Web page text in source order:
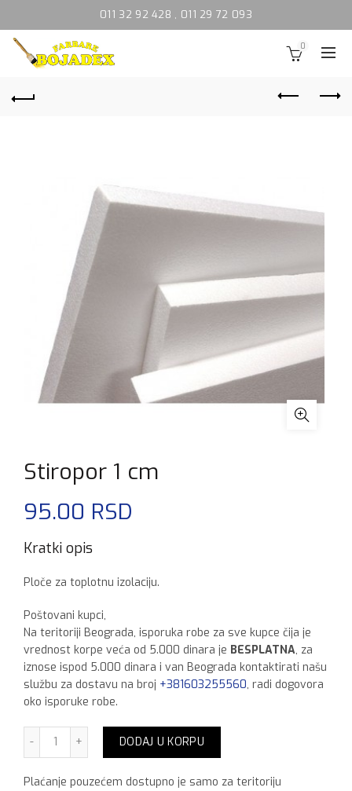
011 32 92 428 , 011 29 72 093
0
Stiropor 1 cm
95.00 RSD
Kratki opis
Ploče za toplotnu izolaciju.
Poštovani kupci,
Na teritoriji Beograda, isporuka robe za sve kupce čija je
vrednost korpe veća od 5.000 dinara je BESPLATNA, za
iznose ispod 5.000 dinara i van Beograda kontaktirati našu
službu za dostavu na broj +381603255560, radi dogovora
oko isporuke robe.
Stiropor 1 cm količina
DODAJ U KORPU
Plaćanje pouzećem dostupno je samo za teritoriju